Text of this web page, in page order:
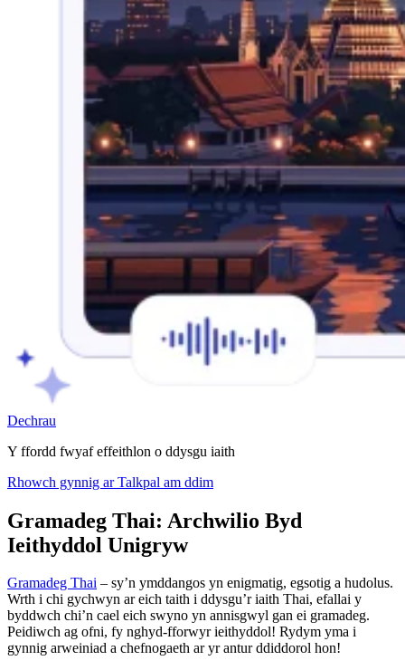
Dechrau
Y ffordd fwyaf effeithlon o ddysgu iaith
Rhowch gynnig ar Talkpal am ddim
Gramadeg Thai: Archwilio Byd
Ieithyddol Unigryw
Gramadeg Thai – sy’n ymddangos yn enigmatig, egsotig a hudolus.
Wrth i chi gychwyn ar eich taith i ddysgu’r iaith Thai, efallai y
byddwch chi’n cael eich swyno yn annisgwyl gan ei gramadeg.
Peidiwch ag ofni, fy nghyd-fforwyr ieithyddol! Rydym yma i
gynnig arweiniad a chefnogaeth ar yr antur ddiddorol hon!